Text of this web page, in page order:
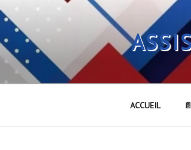
Aller
au
contenu
principal
ACCUEIL